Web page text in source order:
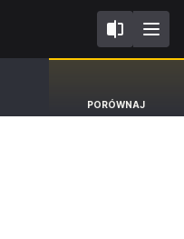
PORÓWNAJ
Lexus LS